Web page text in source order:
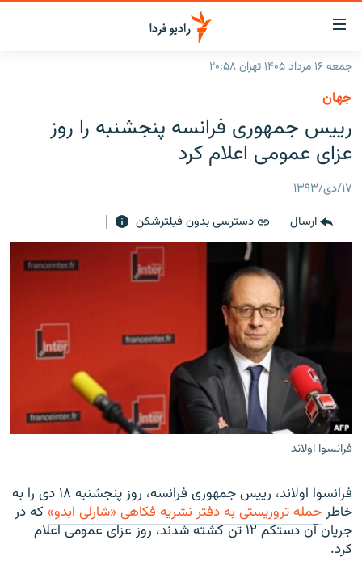
لینک‌های
قابلیت
دسترسی
بازگشت
منوی
اصلی
رفتن
صفحه
جستجو
جهان
برنامه‌های رادیویی
فرکانس‌ها
پادکست
چندرسانه‌ای
گزارش‌های تصویری
گزارش‌های ویدئویی
زنان فردا
زبان‌های دیگر
جمعه ۱۶ مرداد ۱۴۰۵ تهران ۲۰:۵۸
جهان
رییس جمهوری فرانسه پنجشنبه را روز
عزای عمومی اعلام کرد
۱۷/دی/۱۳۹۳
ارسال
دسترسی بدون فیلترشکن
فرانسوا اولاند
فرانسوا اولاند، رییس جمهوری فرانسه، روز پنجشنبه ۱۸ دی را به
خاطر حمله تروریستی به دفتر نشریه فکاهی «شارلی ابدو» که در
جریان آن دستکم ۱۲ تن کشته شدند، روز عزای عمومی اعلام
کرد.